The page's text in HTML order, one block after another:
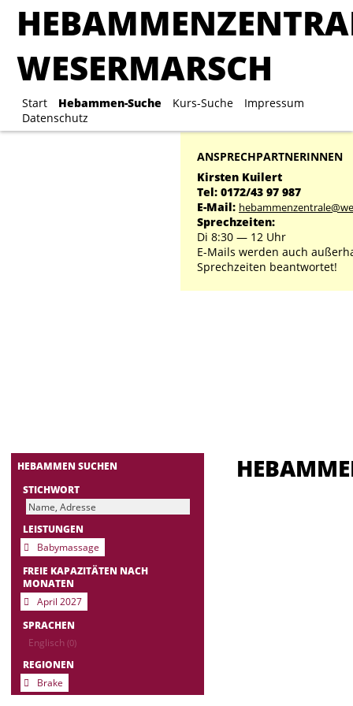
WESERMARSCH
Start Hebammen-Suche Kurs-Suche
Impressum
Datenschutz
WESERMARSCH
Start Hebammen-Suche Kurs-Suche
ANSPRECHPARTNERINNEN
Kirsten Kuilert
Tel: 0172/43 97 987
E-Mail:
Sprechzeiten:
Di 8:30 ― 12 Uhr
E-Mails werden auch
Sprechzeiten beantwortet!
HEBAMMEN SUCHEN
STICHWORT
LEISTUNGEN
Babymassage
FREIE KAPAZITÄTEN NACH
MONATEN
April 2027
SPRACHEN
Englisch (0)
REGIONEN
Brake